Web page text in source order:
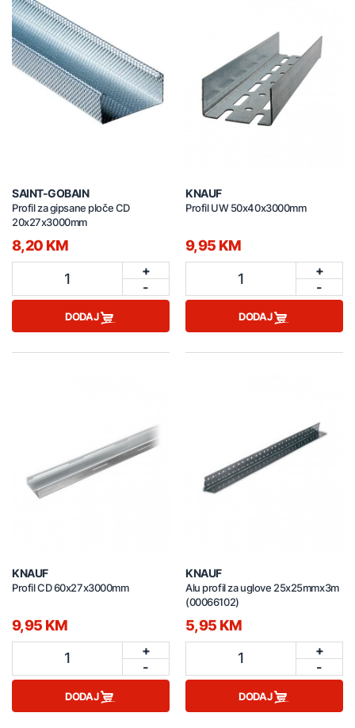
SAINT-GOBAIN
Profil za gipsane ploče CD
20x27x3000mm
8,20 KM
1
+
-
DODAJ
KNAUF
Profil UW 50x40x3000mm
9,95 KM
1
+
-
DODAJ
KNAUF
Profil CD 60x27x3000mm
9,95 KM
1
+
-
DODAJ
KNAUF
Alu profil za uglove 25x25mmx3m
(00066102)
5,95 KM
1
+
-
DODAJ